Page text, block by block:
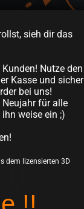
sieh dir das
Nutze den
Kasse und sicher
bei uns!
Neujahr für alle
weise ein ;)
dem lizensierten 3D